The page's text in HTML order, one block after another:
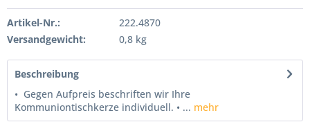
Artikel-Nr.:
222.4870
Versandgewicht:
0,8 kg
Beschreibung
• Gegen Aufpreis beschriften wir Ihre
Kommuniontischkerze individuell. • ... mehr